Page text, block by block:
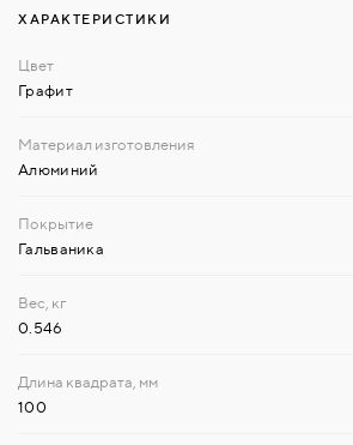
ХАРАКТЕРИСТИКИ
Графит
Алюминий
Гальваника
0.546
100